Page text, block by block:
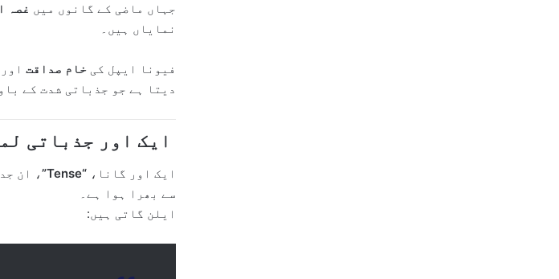
جہاں ماضی کے گانوں میں غصہ
نمایاں ہیں۔
فیونا ایپل کی خام صداقت اور
دیتا ہے جو جذباتی شدت کے
ایک اور جذباتی
ایک اور گانا، “Tense” ، ان
سے بھرا ہوا ہے۔
ایلن گاتی ہیں: